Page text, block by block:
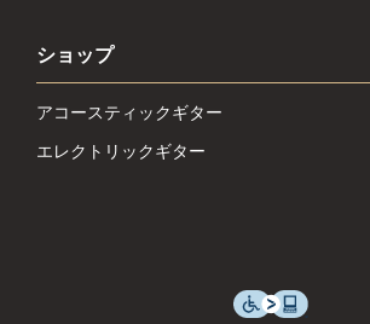
ショップ
アコースティックギター
エレクトリックギター